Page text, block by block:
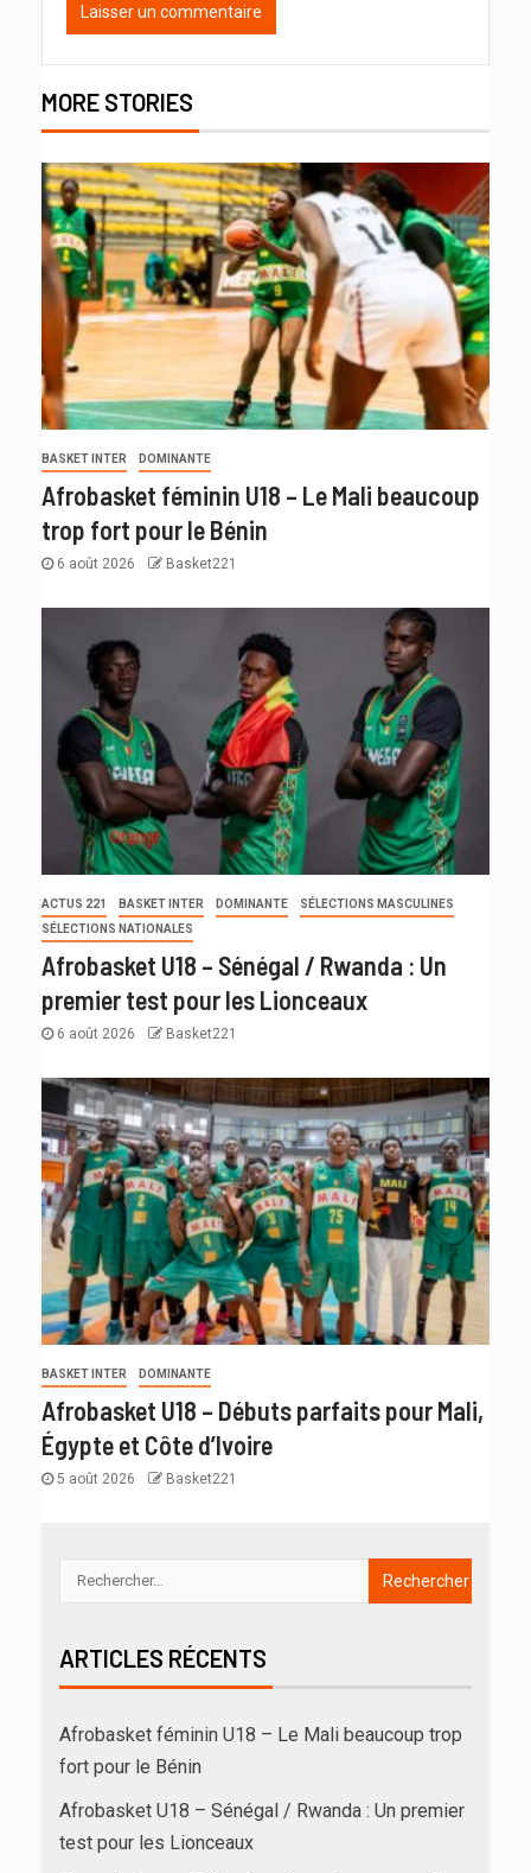
MORE STORIES
BASKET INTER DOMINANTE
Afrobasket féminin U18 – Le Mali beaucoup
trop fort pour le Bénin
6 août 2026 Basket221
ACTUS 221 BASKET INTER DOMINANTE
SÉLECTIONS MASCULINES
SÉLECTIONS NATIONALES
Afrobasket U18 – Sénégal / Rwanda : Un
premier test pour les Lionceaux
6 août 2026 Basket221
BASKET INTER DOMINANTE
Afrobasket U18 – Débuts parfaits pour Mali,
Égypte et Côte d’Ivoire
5 août 2026 Basket221
ARTICLES RÉCENTS
Afrobasket féminin U18 – Le Mali beaucoup trop
fort pour le Bénin
Afrobasket U18 – Sénégal / Rwanda : Un premier
test pour les Lionceaux